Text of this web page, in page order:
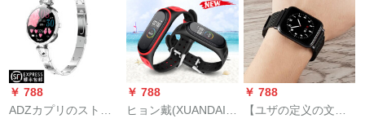
￥ 788
ADZカプリのストー
￥ 788
ヒョン戴(XUANDAI)
￥ 788
【ユザの定义の文字